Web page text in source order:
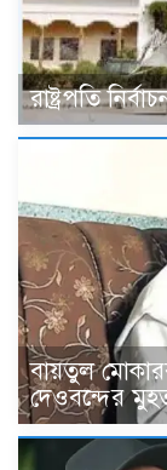
রাষ্ট্রপতি
বায়তুল
দেওবন্দের